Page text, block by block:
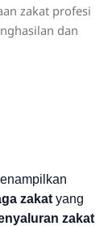
zakat profesi
dan
zakat yang
zakat